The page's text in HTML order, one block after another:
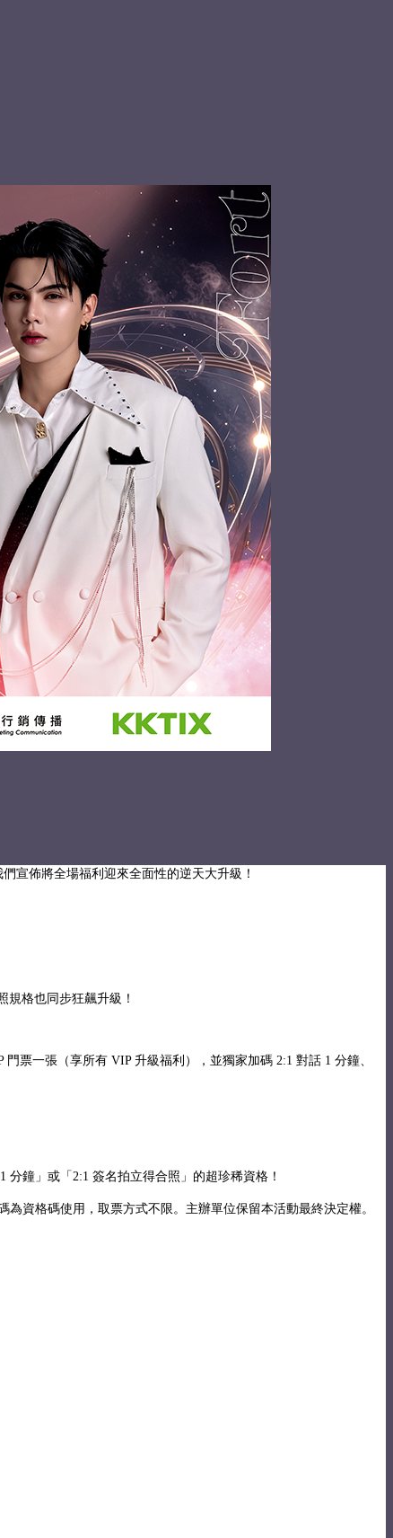
宣佈將全場福利迎來全面性的逆天大升級！
規格也同步狂飆升級！
票一張（享所有 VIP 升級福利），並獨家加碼 2:1 對話 1 分鐘、
鐘」或「2:1 簽名拍立得合照」的超珍稀資格！
資格碼使用，取票方式不限。主辦單位保留本活動最終決定權。